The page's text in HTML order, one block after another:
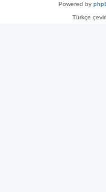
Powered by
Türkçe